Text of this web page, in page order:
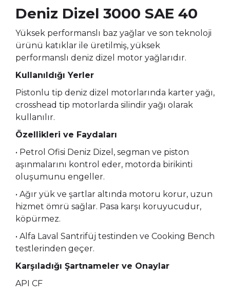
Deniz Dizel 3000 SAE 40
Yüksek performanslı baz yağlar ve son teknoloji
ürünü katıklar ile üretilmiş, yüksek
performanslı deniz dizel motor yağlarıdır.
Kullanıldığı Yerler
Pistonlu tip deniz dizel motorlarında karter yağı,
crosshead tip motorlarda silindir yağı olarak
kullanılır.
Özellikleri ve Faydaları
• Petrol Ofisi Deniz Dizel, segman ve piston
aşınmalarını kontrol eder, motorda birikinti
oluşumunu engeller.
• Ağır yük ve şartlar altında motoru korur, uzun
hizmet ömrü sağlar. Pasa karşı koruyucudur,
köpürmez.
• Alfa Laval Santrifüj testinden ve Cooking Bench
testlerinden geçer.
Karşıladığı Şartnameler ve Onaylar
API CF